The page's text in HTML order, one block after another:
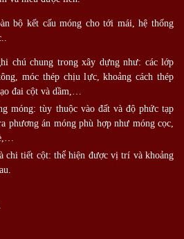
bộ kết cấu móng cho tới mái, hệ thống
chú chung trong xây dựng như: các lớp
móc thép chịu lực, khoảng cách thép
đai cột và dầm,…
móng: tùy thuộc vào đất và độ phức tạp
phương án móng phù hợp như móng cọc,
chi tiết cột: thể hiện được vị trí và khoảng